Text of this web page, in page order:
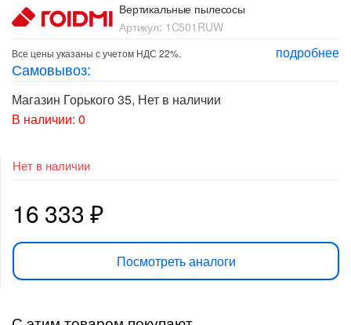
Вертикальные пылесосы
Артикул: 1C501RUW
подробнее
Все цены указаны с учетом НДС 22%.
Самовывоз:
Магазин Горького 35, Нет в наличии
В наличии: 0
Нет в наличии
16 333₽
Посмотреть аналоги